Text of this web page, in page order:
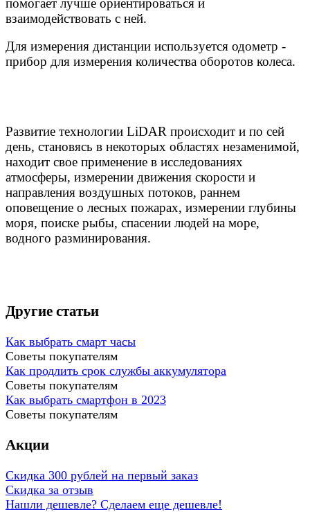
помогает лучше ориентироваться и
взаимодействовать с ней.
Для измерения дистанции используется одометр -
прибор для измерения количества оборотов колеса.
Развитие технологии LiDAR происходит и по сей
день, становясь в некоторых областях незаменимой,
находит свое применение в исследованиях
атмосферы, измерении движения скорости и
направления воздушных потоков, раннем
оповещение о лесных пожарах, измерении глубины
моря, поиске рыбы, спасении людей на море,
водного разминирования.
Другие статьи
Как выбрать смарт часы
Советы покупателям
Как продлить срок службы аккумулятора
Советы покупателям
Как выбрать смартфон в 2023
Советы покупателям
Акции
Скидка 300 рублей на первый заказ
Скидка за отзыв
Нашли дешевле? Сделаем еще дешевле!